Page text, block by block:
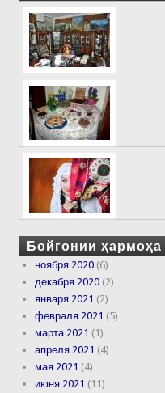
Бойгонии ҳармоҳа
ноября 2020 (6)
декабря 2020 (2)
января 2021 (2)
февраля 2021 (5)
марта 2021 (1)
апреля 2021 (4)
мая 2021 (4)
июня 2021 (11)